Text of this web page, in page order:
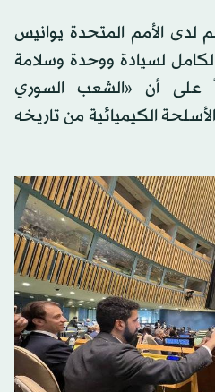
لدى الأمم المتحدة يوانيس
لسيادة ووحدة وسلامة
على أن «الشعب السوري
الكيميائية من تاريخه